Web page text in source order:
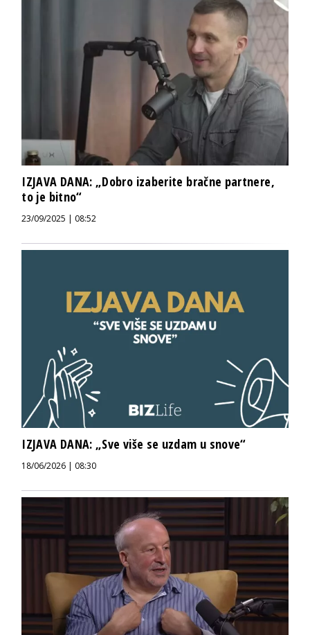
IZJAVA DANA: „Dobro izaberite bračne partnere,
to je bitno“
23/09/2025 | 08:52
IZJAVA DANA: „Sve više se uzdam u snove“
18/06/2026 | 08:30